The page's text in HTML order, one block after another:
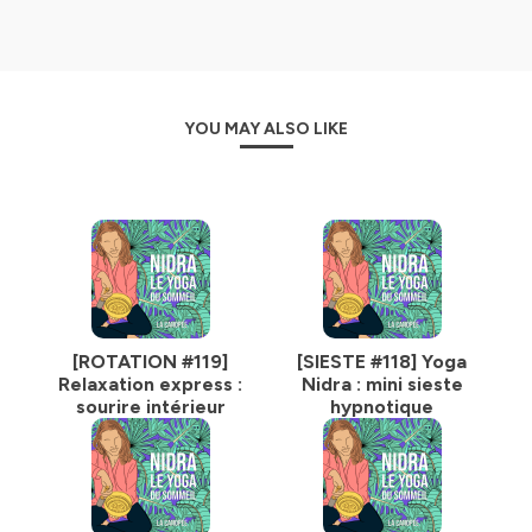
financement du Podcast et à son développement ! En
immense merci aux contributrices et contributeurs !!
Rencontrons-nous !
Retraites de yogaen France ou au Maroc avec Hortense
Laurent.
surle sitede La Canopée et sur Instagram et Facebook
Nidra, le yoga du sommeil, un podcast indépendant du
studio de yoga La Canopée. Produit par Hortense
Laurent. Réalisation, Marine Raut.
Hébergé par Ausha. Visitez
ausha.co/politique-de-
YOU MAY ALSO LIKE
[ROTATION #119]
Relaxation express :
sourire intérieur
[SIESTE #118] Yoga
Nidra : mini sieste
hypnotique